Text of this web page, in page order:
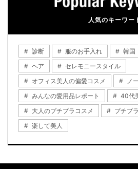
人気のキーワー
診断 服のお手入れ 韓国
ヘア
セレモニースタイル
オフィス美人の偏愛コスメ
ノ
みんなの愛用品レポート
40代
大人のプチプラコスメ
プチプラ
楽して美人